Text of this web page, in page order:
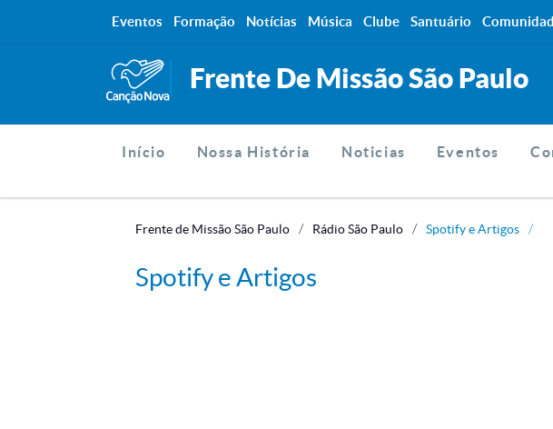
Frente De Missão São Paulo
Início Nossa História Noticias Eventos
Frente de Missão São Paulo Rádio São Paulo Spotify e Artigos
Spotify e Artigos
Eventos Formação Notícias Música Clube Santuário